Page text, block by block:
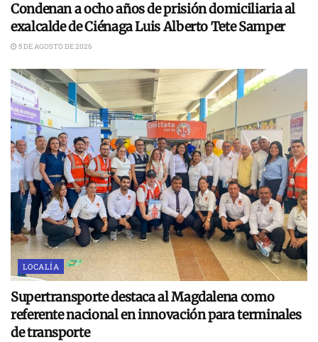
Condenan a ocho años de prisión domiciliaria al
exalcalde de Ciénaga Luis Alberto Tete Samper
5 DE AGOSTO DE 2026
LOCALÍA
Supertransporte destaca al Magdalena como
referente nacional en innovación para terminales
de transporte